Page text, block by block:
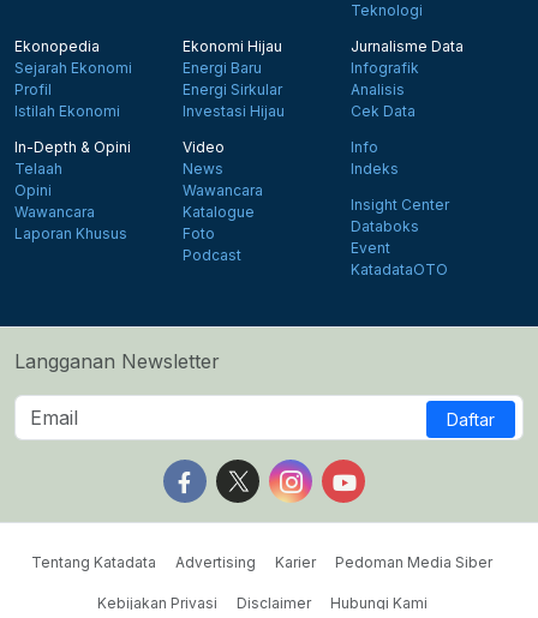
Teknologi
Ekonopedia
Sejarah Ekonomi
Profil
Istilah Ekonomi
Ekonomi Hijau
Energi Baru
Energi Sirkular
Investasi Hijau
Jurnalisme Data
Infografik
Analisis
Cek Data
In-Depth & Opini
Telaah
Opini
Wawancara
Laporan Khusus
Video
News
Wawancara
Katalogue
Foto
Podcast
Info
Indeks
Insight Center
Databoks
Event
KatadataOTO
Langganan Newsletter
Daftar
Follow us on Facebook
Follow us on X
Follow us on Instagram
Follow us on
Tentang Katadata Advertising Karier Pedoman Media Siber
Kebijakan Privasi Disclaimer Hubungi Kami